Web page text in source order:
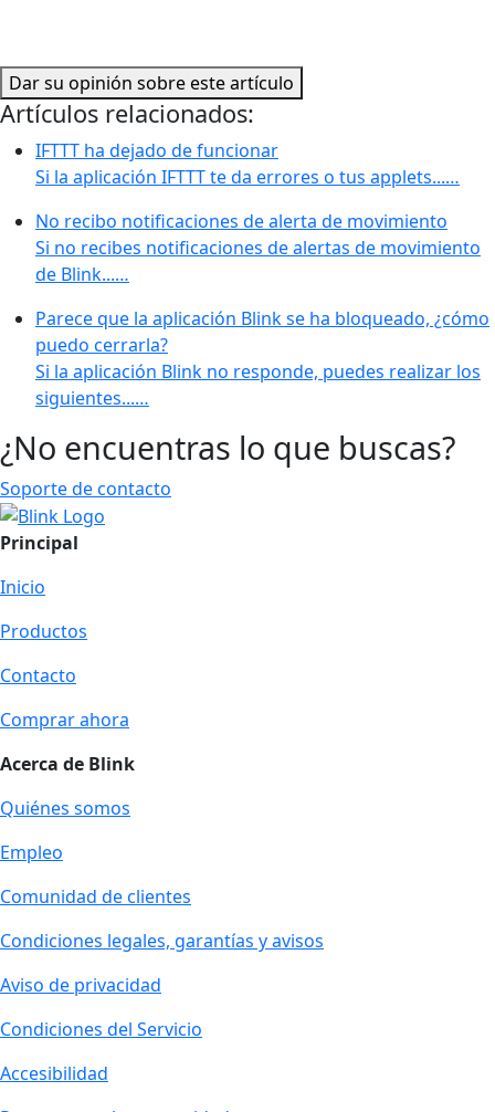
Dar su opinión sobre este artículo
Artículos relacionados:
IFTTT ha dejado de funcionar
Si la aplicación IFTTT te da errores o tus applets...…
No recibo notificaciones de alerta de movimiento
Si no recibes notificaciones de alertas de movimiento
de Blink...…
Parece que la aplicación Blink se ha bloqueado, ¿cómo
puedo cerrarla?
Si la aplicación Blink no responde, puedes realizar los
siguientes...…
¿No encuentras lo que buscas?
Soporte de contacto
Principal
Inicio
Productos
Contacto
Comprar ahora
Acerca de Blink
Quiénes somos
Empleo
Comunidad de clientes
Condiciones legales, garantías y avisos
Aviso de privacidad
Condiciones del Servicio
Accesibilidad